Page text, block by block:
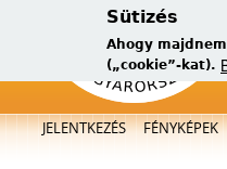
Sütizés
Ahogy
(„cookie”-kat).
Főmenü
JELENTKEZÉS FÉNYKÉPEK